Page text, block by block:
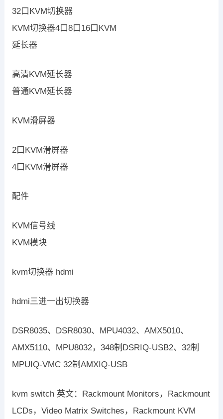
32口KVM切换器
KVM切换器4口8口16口KVM
延长器
高清KVM延长器
普通KVM延长器
KVM滑屏器
2口KVM滑屏器
4口KVM滑屏器
配件
KVM信号线
KVM模块
kvm切换器 hdmi
hdmi三进一出切换器
DSR8035、DSR8030、MPU4032、AMX5010、
AMX5110、MPU8032，348制DSRIQ-USB2、32制
MPUIQ-VMC 32制AMXIQ-USB
kvm switch 英文：Rackmount Monitors，Rackmount
LCDs，Video Matrix Switches，Rackmount KVM